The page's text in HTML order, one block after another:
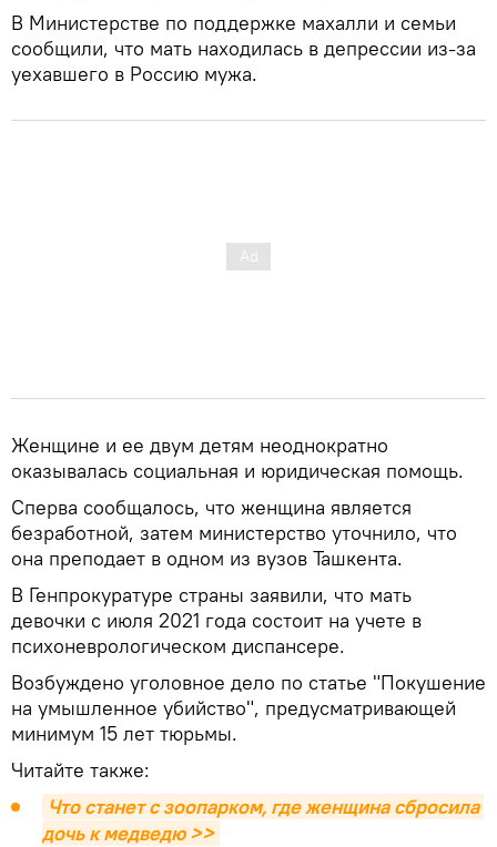
В Министерстве по поддержке махалли и семьи
сообщили, что мать находилась в депрессии из-за
уехавшего в Россию мужа.
Женщине и ее двум детям неоднократно
оказывалась социальная и юридическая помощь.
Сперва сообщалось, что женщина является
безработной, затем министерство уточнило, что
она преподает в одном из вузов Ташкента.
В Генпрокуратуре страны заявили, что мать
девочки с июля 2021 года состоит на учете в
психоневрологическом диспансере.
Возбуждено уголовное дело по статье "Покушение
на умышленное убийство", предусматривающей
минимум 15 лет тюрьмы.
Читайте также:
Что станет с зоопарком, где женщина сбросила
дочь к медведю >>